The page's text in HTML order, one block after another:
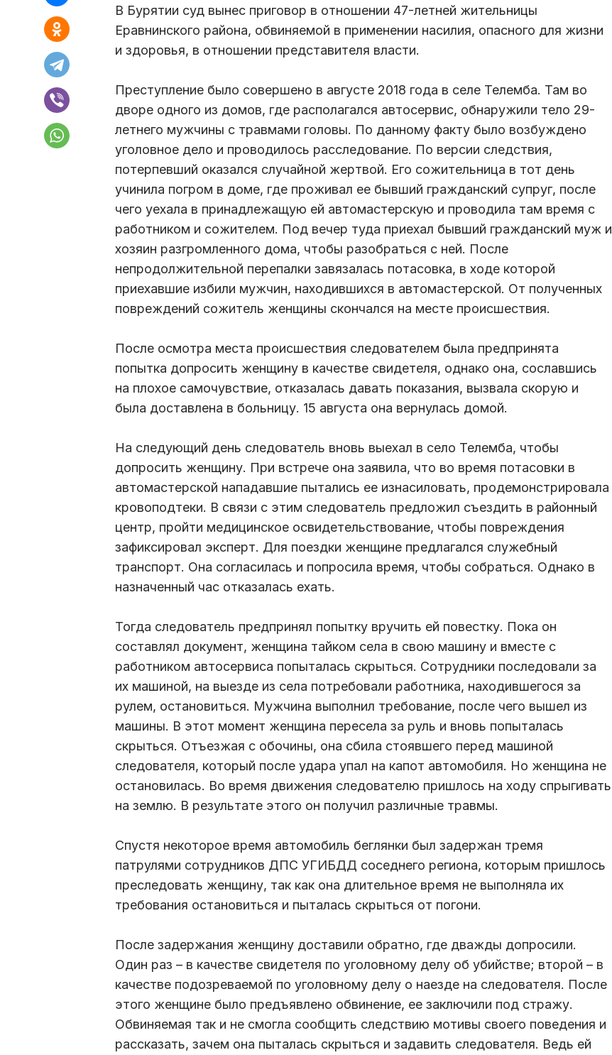
В Бурятии суд вынес приговор в отношении 47-летней жительницы
Еравнинского района, обвиняемой в применении насилия, опасного для жизни
и здоровья, в отношении представителя власти.
Преступление было совершено в августе 2018 года в селе Телемба. Там во
дворе одного из домов, где располагался автосервис, обнаружили тело 29-
летнего мужчины с травмами головы. По данному факту было возбуждено
уголовное дело и проводилось расследование. По версии следствия,
потерпевший оказался случайной жертвой. Его сожительница в тот день
учинила погром в доме, где проживал ее бывший гражданский супруг, после
чего уехала в принадлежащую ей автомастерскую и проводила там время с
работником и сожителем. Под вечер туда приехал бывший гражданский муж и
хозяин разгромленного дома, чтобы разобраться с ней. После
непродолжительной перепалки завязалась потасовка, в ходе которой
приехавшие избили мужчин, находившихся в автомастерской. От полученных
повреждений сожитель женщины скончался на месте происшествия.
После осмотра места происшествия следователем была предпринята
попытка допросить женщину в качестве свидетеля, однако она, сославшись
на плохое самочувствие, отказалась давать показания, вызвала скорую и
была доставлена в больницу. 15 августа она вернулась домой.
На следующий день следователь вновь выехал в село Телемба, чтобы
допросить женщину. При встрече она заявила, что во время потасовки в
автомастерской нападавшие пытались ее изнасиловать, продемонстрировала
кровоподтеки. В связи с этим следователь предложил съездить в районный
центр, пройти медицинское освидетельствование, чтобы повреждения
зафиксировал эксперт. Для поездки женщине предлагался служебный
транспорт. Она согласилась и попросила время, чтобы собраться. Однако в
назначенный час отказалась ехать.
Тогда следователь предпринял попытку вручить ей повестку. Пока он
составлял документ, женщина тайком села в свою машину и вместе с
работником автосервиса попыталась скрыться. Сотрудники последовали за
их машиной, на выезде из села потребовали работника, находившегося за
рулем, остановиться. Мужчина выполнил требование, после чего вышел из
машины. В этот момент женщина пересела за руль и вновь попыталась
скрыться. Отъезжая с обочины, она сбила стоявшего перед машиной
следователя, который после удара упал на капот автомобиля. Но женщина не
остановилась. Во время движения следователю пришлось на ходу спрыгивать
на землю. В результате этого он получил различные травмы.
Спустя некоторое время автомобиль беглянки был задержан тремя
патрулями сотрудников ДПС УГИБДД соседнего региона, которым пришлось
преследовать женщину, так как она длительное время не выполняла их
требования остановиться и пыталась скрыться от погони.
После задержания женщину доставили обратно, где дважды допросили.
Один раз – в качестве свидетеля по уголовному делу об убийстве; второй – в
качестве подозреваемой по уголовному делу о наезде на следователя. После
этого женщине было предъявлено обвинение, ее заключили под стражу.
Обвиняемая так и не смогла сообщить следствию мотивы своего поведения и
рассказать, зачем она пыталась скрыться и задавить следователя. Ведь ей